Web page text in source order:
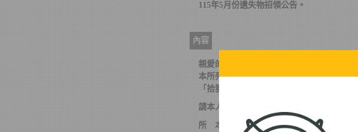
115年5月份遺失物招領公告。
內容
親愛的市民朋友您好：
本所列冊保管未領取之遺失物（含員山及
「拾獲遺失物處理規範」之規定處理。
請本人攜帶國民身分證前來領取遺失物，如
所 本 部：(02)2949-5759(新北市中和區南